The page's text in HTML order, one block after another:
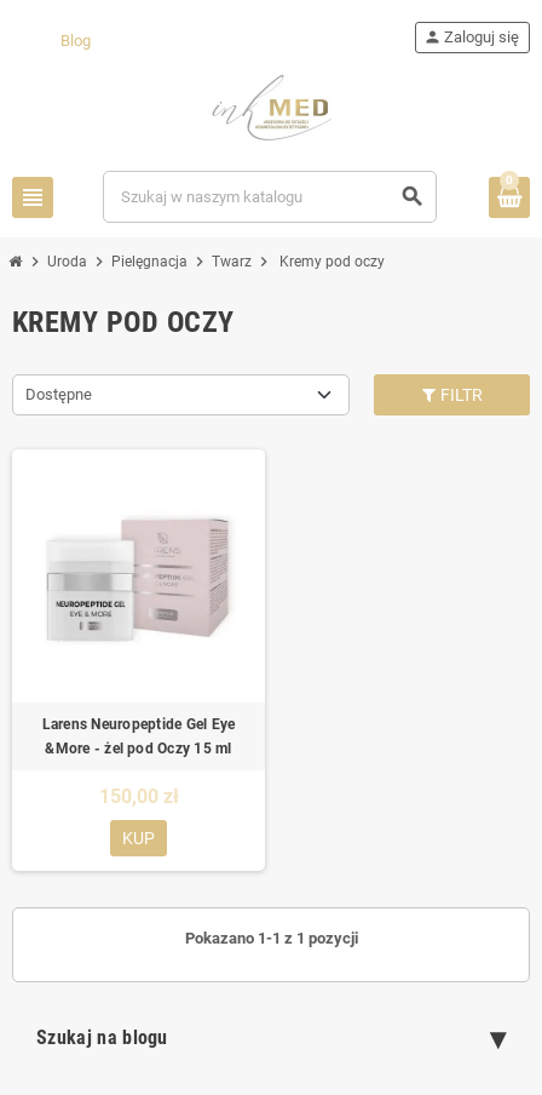
Blog
view_headline search
person Zaloguj się
0
chevron_right Uroda chevron_right Pielęgnacja chevron_right Twarz chevron_right Kremy pod oczy
Szukaj na blogu
KREMY POD OCZY
Dostępne FILTR
Larens Neuropeptide Gel Eye
&More - żel pod Oczy 15 ml
150,00 zł
KUP
Pokazano 1-1 z 1 pozycji